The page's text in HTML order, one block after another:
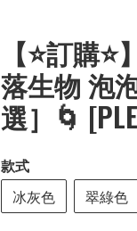
【⭐訂購
落生物 泡
選］🌀
款式
冰灰色
翠綠色